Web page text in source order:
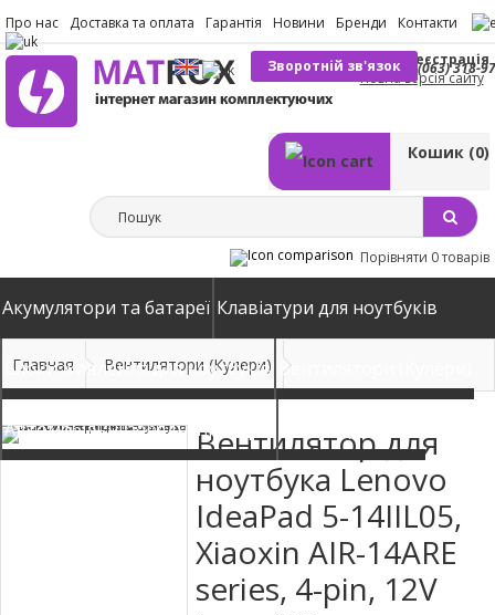
Про нас Доставка та оплата Гарантія Новини Бренди Контакти
(063) 318-
Зворотній зв'язок
Вхід Реєстрація
Кошик (0)
Повна версія сайту
Порівняти 0 товарів
Акумулятори та батареї Клавіатури для ноутбуків
Блоки живлення для ноутбуків Вентилятори (Кулери)
Автомобільні зарядні пристрої
Главная Вентилятори (Кулери)
Вентилятор для
ноутбука Lenovo
IdeaPad 5-14IIL05,
Xiaoxin AIR-14ARE
series, 4-pin, 12V